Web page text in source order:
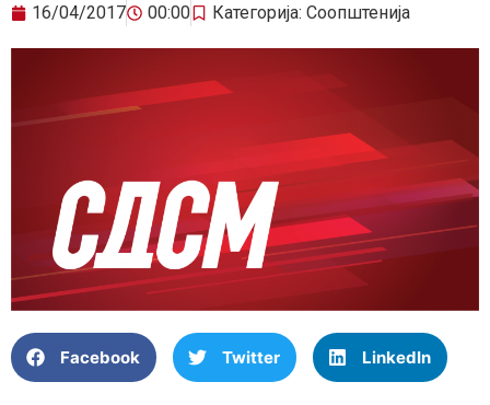
16/04/2017 00:00 Категорија: Соопштенија
Facebook Twitter LinkedIn